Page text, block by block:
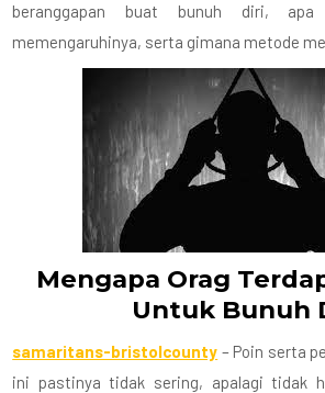
beranggapan buat bunuh diri,
memengaruhinya, serta gimana metode
Mengapa Orag
Untuk Bunuh
samaritans-bristolcounty – Poin serta
ini pastinya tidak sering, apalagi tidak